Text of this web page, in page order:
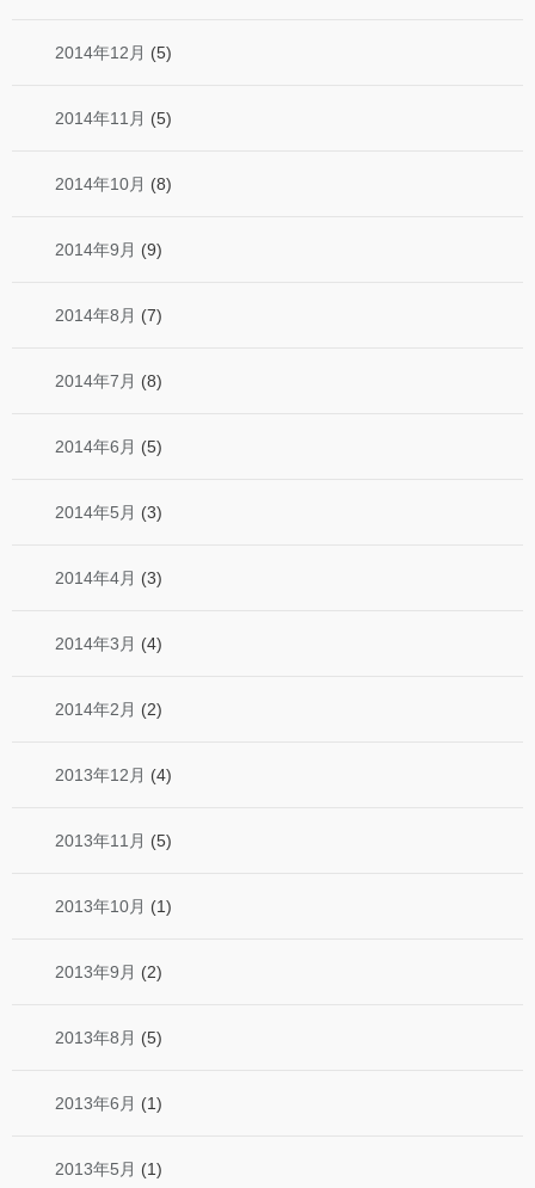
2014年12月 (5)
2014年11月 (5)
2014年10月 (8)
2014年9月 (9)
2014年8月 (7)
2014年7月 (8)
2014年6月 (5)
2014年5月 (3)
2014年4月 (3)
2014年3月 (4)
2014年2月 (2)
2013年12月 (4)
2013年11月 (5)
2013年10月 (1)
2013年9月 (2)
2013年8月 (5)
2013年6月 (1)
2013年5月 (1)